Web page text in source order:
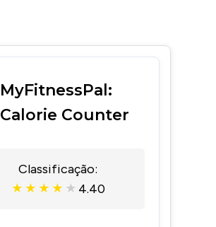
MyFitnessPal:
Calorie Counter
Classificação:
★ ★ ★ ★ ★ 4.40